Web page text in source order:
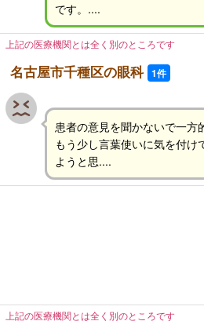
です。....
上記の医療機関とは全く別のところです
名古屋市千種区の眼科 1件
患者の意見を聞かないで一方
もう少し言葉使いに気を付け
ようと思....
上記の医療機関とは全く別のところです